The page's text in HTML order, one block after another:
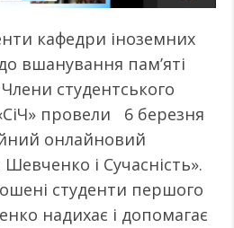
кафедри іноземних
вшанування пам’яті
студентського
провели 6 березня
онлайновий
і Сучасність».
студенти першого
надихає і допомагає